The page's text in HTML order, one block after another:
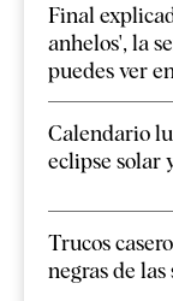
Final
anhelos', la
puedes ver
Calendario
eclipse solar
Trucos
negras de